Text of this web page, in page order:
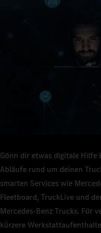
Gönn dir etwas digitale Hilfe
Abläufe rund um deinen
smarten Services wie
Fleetboard, TruckLive und
Mercedes‑Benz Trucks. Für
kürzere